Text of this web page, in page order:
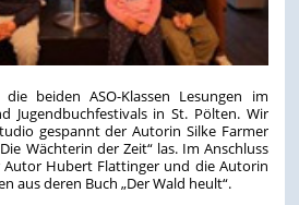
beiden ASO-Klassen Lesungen im
Jugendbuchfestivals in St. Pölten. Wir
gespannt der Autorin Silke Farmer
Wächterin der Zeit“ las. Im Anschluss
Hubert Flattinger und die Autorin
aus deren Buch „Der Wald heult“.